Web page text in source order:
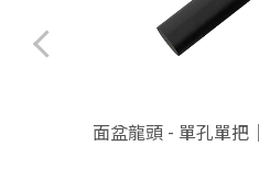
面盆龍頭 - 單孔單把